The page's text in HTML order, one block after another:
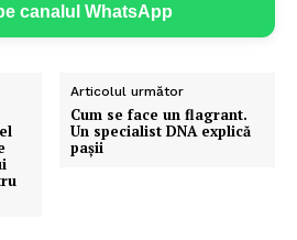
canalul WhatsApp
Articolul următor
Cum se face un flagrant.
Un specialist DNA explică
paşii